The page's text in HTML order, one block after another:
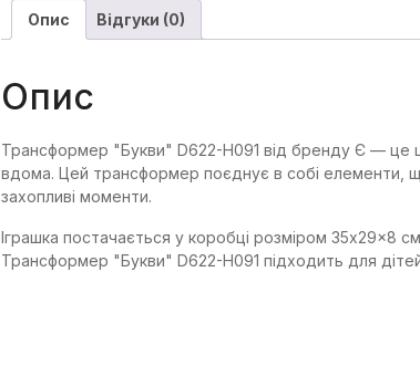
Опис Відгуки (0)
Опис
Трансформер "Букви" D622-H091 від бренду Є — це
вдома. Цей трансформер поєднує в собі елементи,
захопливі моменти.
Іграшка постачається у коробці розміром 35x29x8
Трансформер "Букви" D622-H091 підходить для